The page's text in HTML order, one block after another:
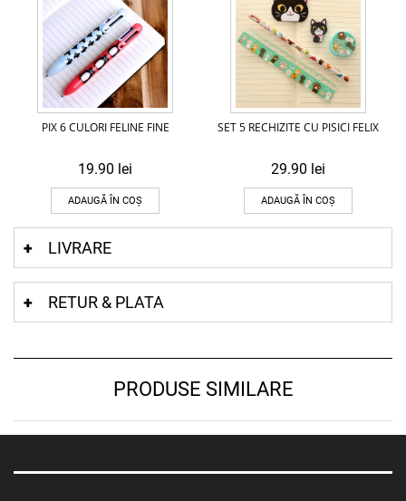
PIX 6 CULORI FELINE FINE
19.90 lei
ADAUGĂ ÎN COȘ
SET 5 RECHIZITE CU PISICI FELIX
29.90 lei
ADAUGĂ ÎN COȘ
LIVRARE
RETUR & PLATA
PRODUSE SIMILARE